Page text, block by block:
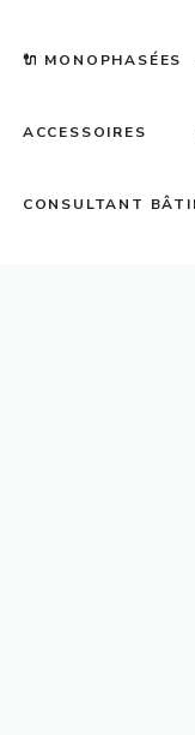
🔌 MONOPHASÉES
ACCESSOIRES
CONSULTANT